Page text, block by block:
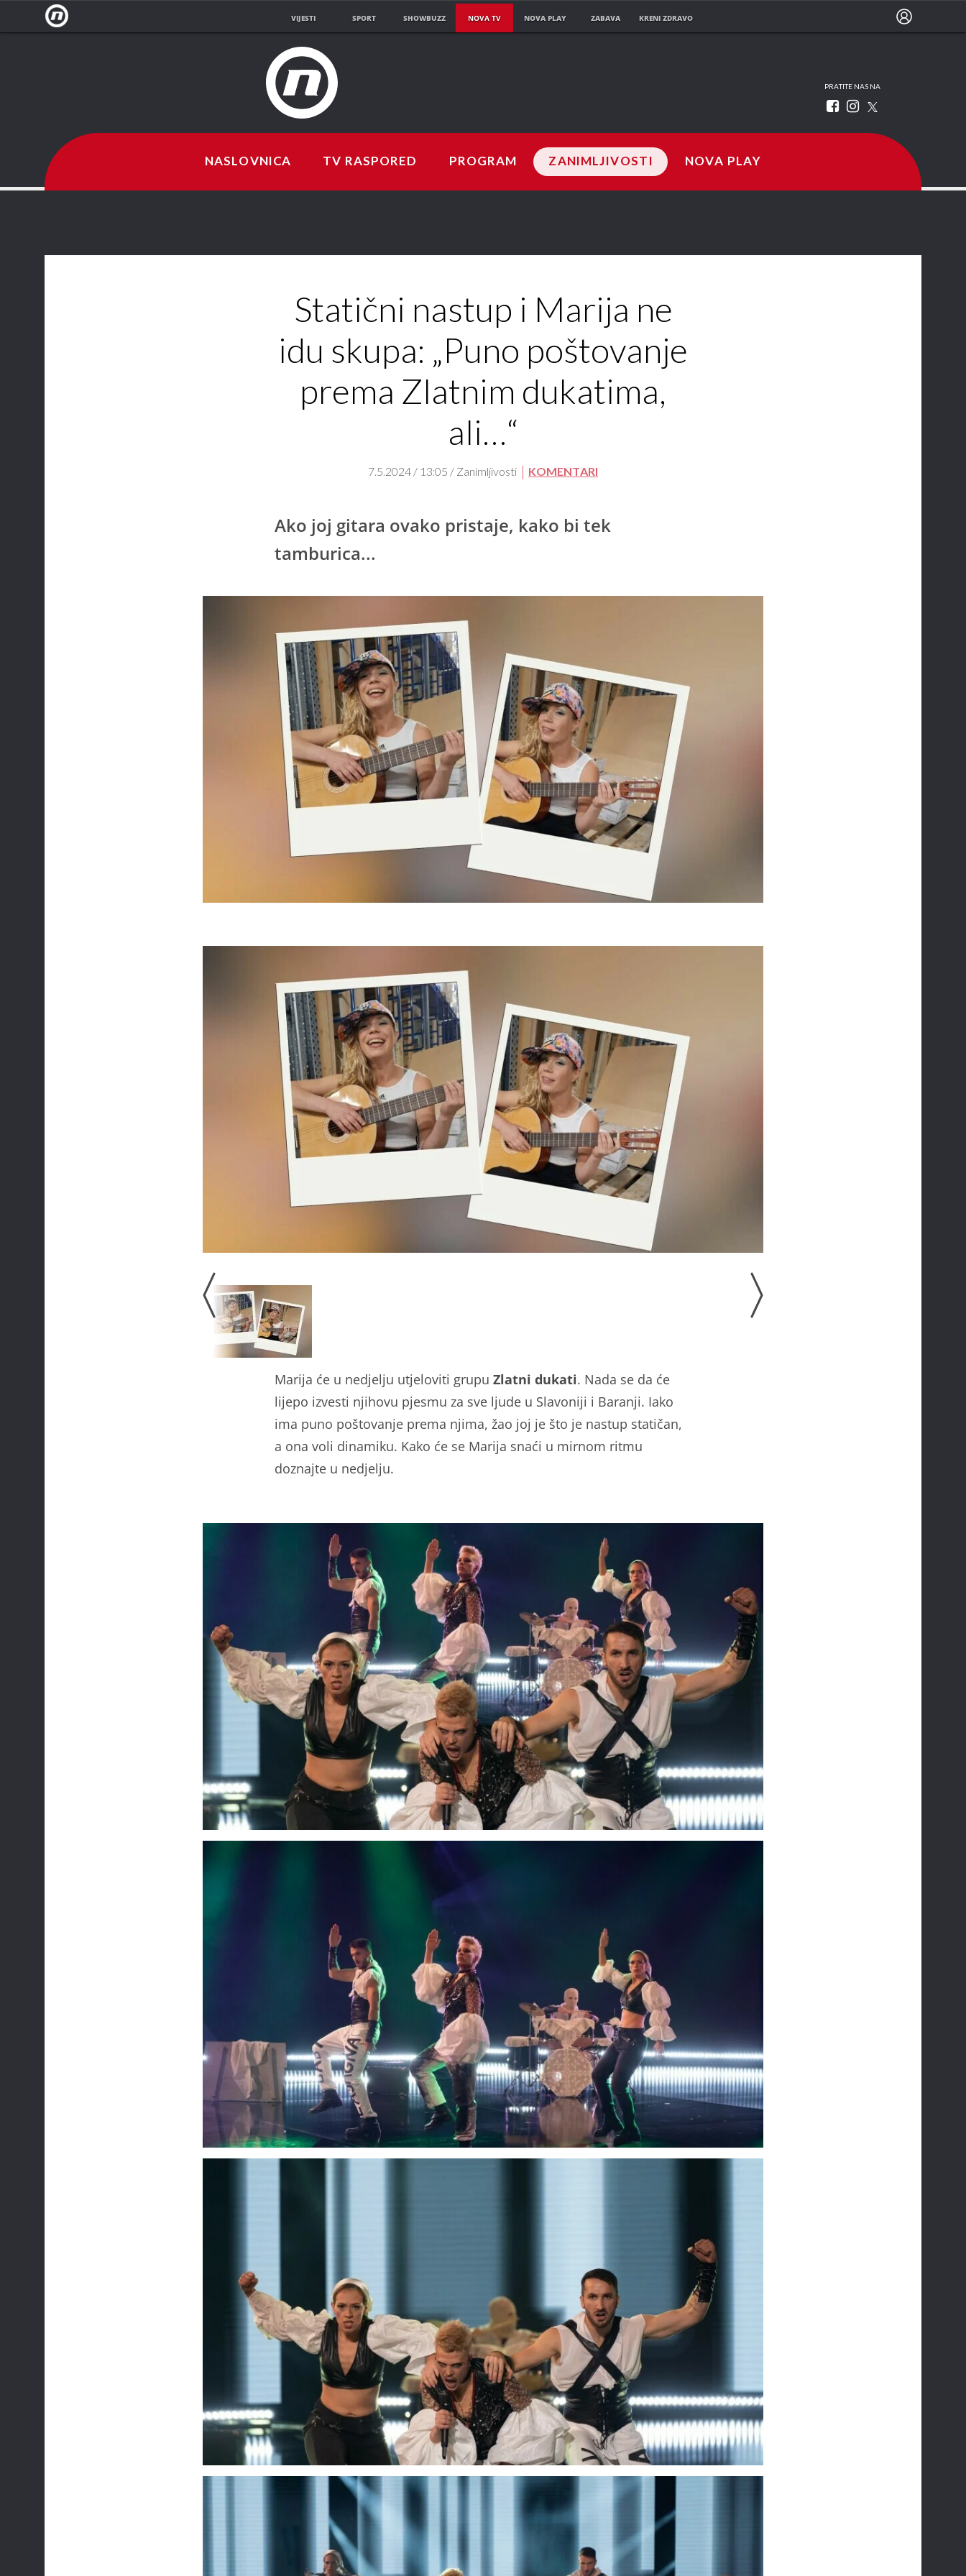
VIJESTI SPORT SHOWBUZZ NOVA TV NOVA PLAY ZABAVA KRENI ZDRAVO
PRATITE NAS NA
NASLOVNICA TV RASPORED PROGRAM ZANIMLJIVOSTI NOVA PLAY
Statični nastup i Marija ne
idu skupa: „Puno poštovanje
prema Zlatnim dukatima,
ali…“
7.5.2024 / 13:05 / Zanimljivosti KOMENTARI
Ako joj gitara ovako pristaje, kako bi tek
tamburica...
Marija će u nedjelju utjeloviti grupu Zlatni dukati. Nada se da će
lijepo izvesti njihovu pjesmu za sve ljude u Slavoniji i Baranji. Iako
ima puno poštovanje prema njima, žao joj je što je nastup statičan,
a ona voli dinamiku. Kako će se Marija snaći u mirnom ritmu
doznajte u nedjelju.